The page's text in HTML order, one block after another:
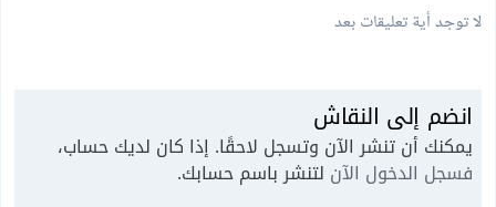
لا توجد أية تعليقات بعد
انضم إلى النقاش
يمكنك أن تنشر الآن وتسجل لاحقًا. إذا كان لديك حساب،
فسجل الدخول الآن لتنشر باسم حسابك.